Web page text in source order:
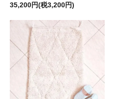
35,200円(税3,200円)